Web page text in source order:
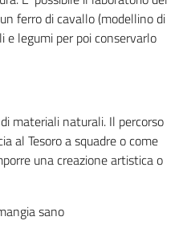
ferro di cavallo (modellino di
e legumi per poi conservarlo
materiali naturali. Il percorso
al Tesoro a squadre o come
una creazione artistica o
sano